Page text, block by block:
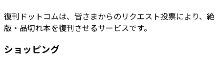
復刊ドットコムは、皆さまからのリクエスト投票により、絶
版・品切れ本を復刊させるサービスです。
ショッピング